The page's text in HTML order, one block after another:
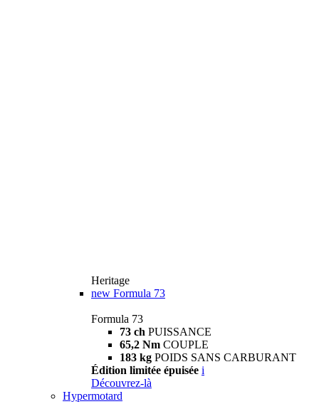
Heritage
new Formula 73
Formula 73
73 ch PUISSANCE
65,2 Nm COUPLE
183 kg POIDS SANS CARBURANT
Édition limitée épuisée i
Découvrez-là
Hypermotard